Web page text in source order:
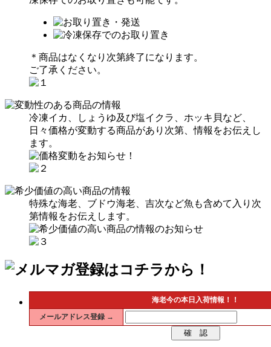
＊商品はなくなり次第終了になります。
ご了承ください。
冷凍イカ、しょうゆ及び塩イクラ、ホッキ貝など、
日々価格が変動する商品があり次第、情報をお伝えし
ます。
特殊な海老、ブドウ海老、吉次など魚も含めて入り次
第情報をお伝えします。
海老今の本日入荷情報！！
メールアドレス登録 →